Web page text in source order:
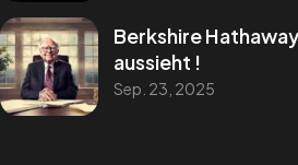
Berkshire
aussieht !
Sep. 23, 2025